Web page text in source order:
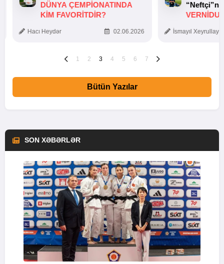
DÜNYA ÇEMPIONATINDA
KIM FAVORITDIR?
Hacı Heydər 02.06.2026 İsmayıl
1 2 3 4 5 6 7
Bütün Yazılar
SON XƏBƏRLƏR